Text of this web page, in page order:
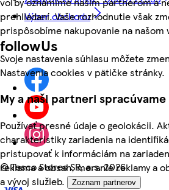
prehliadaní. Vaše rozhodnutie však
prispôsobíme nakupovanie na našom
Svoje nastavenia súhlasu môžete
Nastavenia cookies v pätičke stránky.
My a naši partneri
Používať presné údaje o geolokácii.
charakteristiky zariadenia na
pristupovať k informáciám na
reklama a obsah, meranie reklamy a
a vývoj služieb.
Zoznam partnerov
Výber obchodu
followUs
©Tesco Stores SR, a.s. 2026